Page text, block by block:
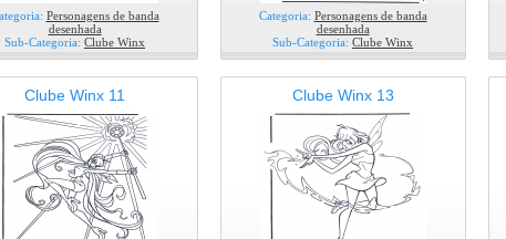
Personagens de banda
desenhada
Sub-Categoria: Clube Winx
Categoria: Personagens de banda
desenhada
Sub-Categoria: Clube Winx
Clube Winx 11 Clube Winx 13